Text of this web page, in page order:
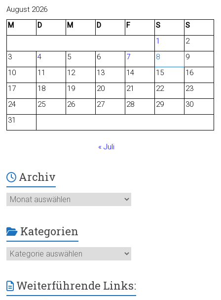
c
b
o
August 2026
M
D M D F S
S
1
2
3
4 5 6 7 8
9
10
11 12 13 14 15
16
17
18 19 20 21 22
23
24
25 26 27 28 29
30
31
« Juli
Archiv
Archiv
Kategorien
Kategorien
Weiterführende Links: